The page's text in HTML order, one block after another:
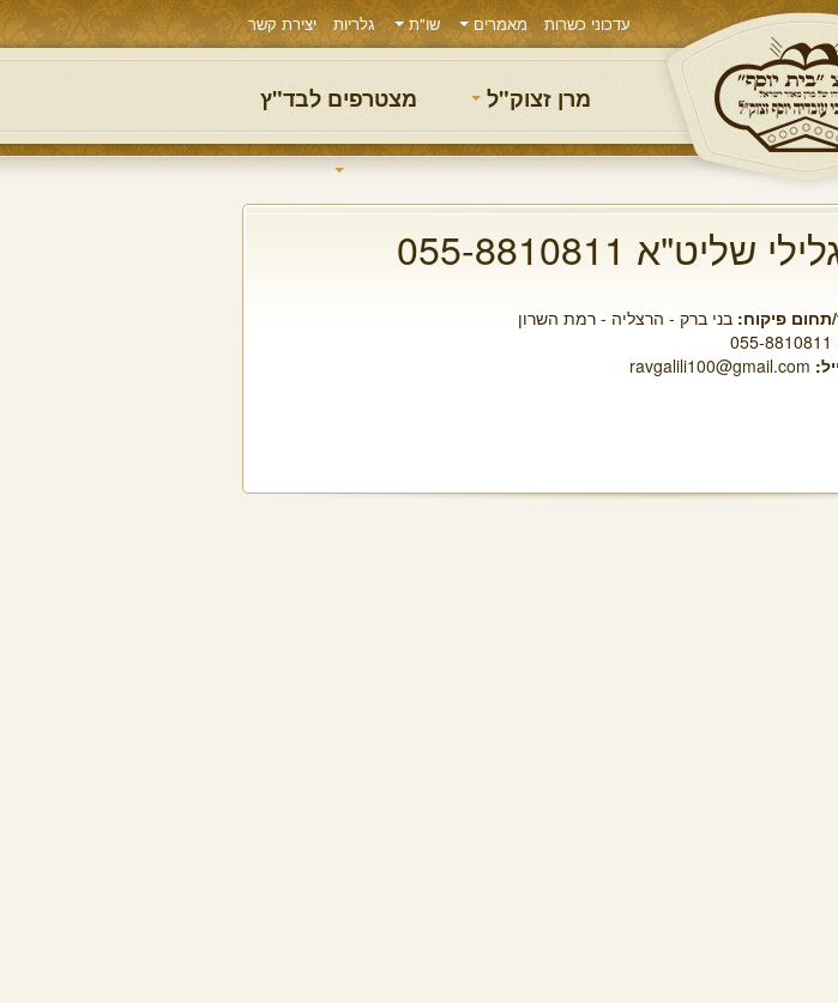
עדכוני כשרות מאמרים שו"ת גלריות יצירת קשר
מרן זצוק"ל מצטרפים לבד"ץ
055-8810811​
תחום פיקוח: בני ברק - הרצליה - רמת השרון
055-8810811​
ravgalili100@gmail.com